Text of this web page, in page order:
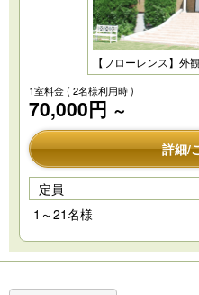
【フローレンス】外観
1室料金( 2名様利用時 )
70,000円 ～
詳細/
定員
1～21名様